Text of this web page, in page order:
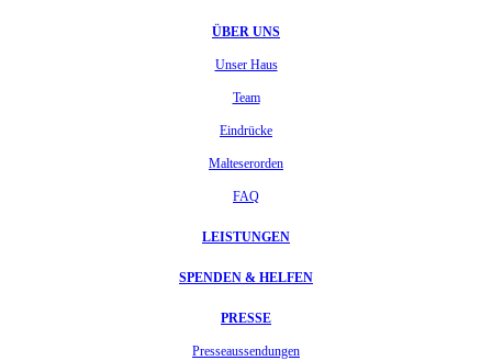
ÜBER UNS
Unser Haus
Team
Eindrücke
Malteserorden
FAQ
LEISTUNGEN
SPENDEN & HELFEN
PRESSE
Presseaussendungen